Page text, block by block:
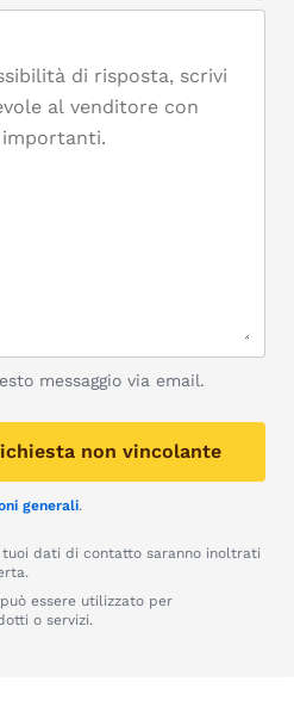
messaggio via email.
non vincolante
generali.
dati di contatto saranno inoltrati
essere utilizzato per
o servizi.